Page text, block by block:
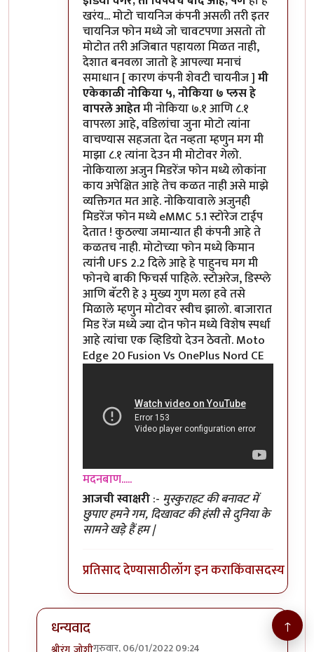
खरंय... मोटो चायनिज कंपनी असली तरी इतर
चायनिज फोन मध्ये जो चावटपणा असतो तो
मोटोत तरी अजिबात पहायला मिळत नाही,
देशात बनवला जातो हे आपल्या मनाचं
समाधान [ कारण कंपनी शेवटी चायनीज ]मी
एकेकाळी नोकिया ५, नोकिया ७ प्लस हे
वापरले आहेतमी नोकिया ७.१ आणि ८.१
वापरला आहे, वडिलांचा जुना मोटो त्यांना
वाचण्यास सहजता देत नव्हता म्हणुन मग मी
माझा ८.१ त्यांना देउन मी मोटोवर गेलो.
नोकियाला अजुन मिडरेंज फोन मध्ये लोकांना
काय अपेक्षित आहे तेच कळत नाही असे माझे
व्यक्तिगत मत आहे. नोकियावाले अजुनही
मिडरेंज फोन मध्ये eMMC 5.1 स्टोरेज टाईप
देतात ! कुठल्या जमान्यात ही कंपनी आहे ते
कळतच नाही. मोटोच्या फोन मध्ये किमान
त्यांनी UFS 2.2 दिले आहे हे पाहुनच मग मी
फोनचे बाकी फिचर्स पाहिले. स्टोअरेज, डिस्प्ले
आणि बॅटरी हे ३ मुख्य गुण मला हवे तसे
मिळाले म्हणुन मोटोवर स्वीच झालो. बाजारात
मिड रेंज मध्ये ज्या दोन फोन मध्ये विशेष स्पर्धा
आहे त्यांचा एक व्हिडियो देउन ठेवतो. Moto
Edge 20 Fusion Vs OnePlus Nord CE
मदनबाण.....
आजची स्वाक्षरी:- मुस्कुराहट की बनावट में
छुपाए हमने गम, दिखावट की हंसी से दुनिया के
सामने खड़े हैं हम |
प्रतिसाद देण्यासाठीलॉग इन कराकिंवासदस्य व्हा
धन्यवाद
गुरुवार, 06/01/2022 09:24
↑